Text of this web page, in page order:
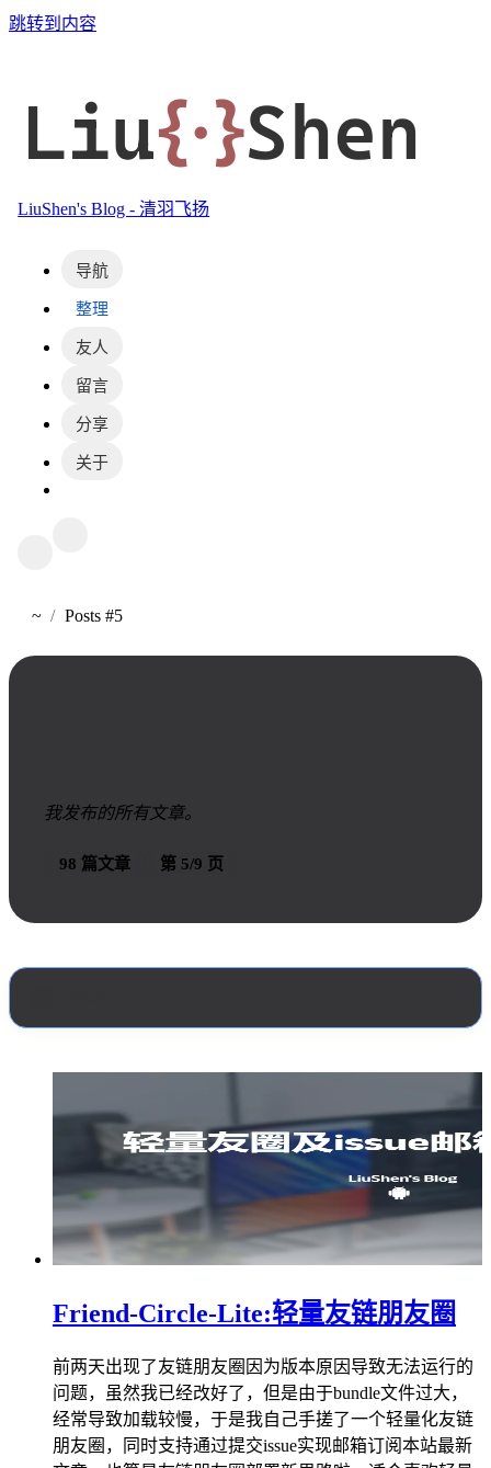
跳转到内容
Liu{·}Shen
LiuShen's Blog - 清羽飞扬
导航
整理
友人
留言
分享
关于
~首页Posts #5
我发布的所有文章。
98 篇文章 第 5/9 页
Friend-Circle-Lite:轻量友链朋友圈
前两天出现了友链朋友圈因为版本原因导致无法运行的
问题，虽然我已经改好了，但是由于bundle文件过大，
经常导致加载较慢，于是我自己手搓了一个轻量化友链
朋友圈，同时支持通过提交issue实现邮箱订阅本站最新